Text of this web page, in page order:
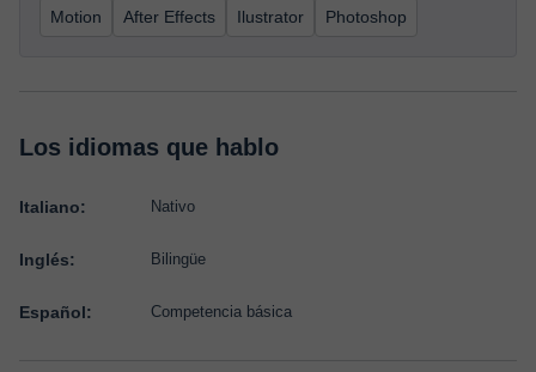
Motion After Effects Ilustrator Photoshop
Los idiomas que hablo
Italiano: Nativo
Inglés: Bilingüe
Español: Competencia básica